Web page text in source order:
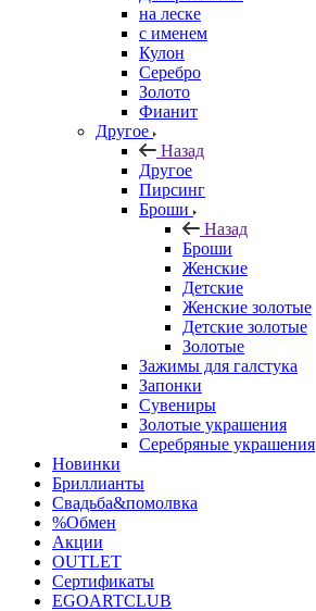
на леске
с именем
Кулон
Серебро
Золото
Фианит
Другое
Назад
Другое
Пирсинг
Броши
Назад
Броши
Женские
Детские
Женские золотые
Детские золотые
Золотые
Зажимы для галстука
Запонки
Сувениры
Золотые украшения
Серебряные украшения
Новинки
Бриллианты
Свадьба&помолвка
%Обмен
Акции
OUTLET
Сертификаты
EGOARTCLUB